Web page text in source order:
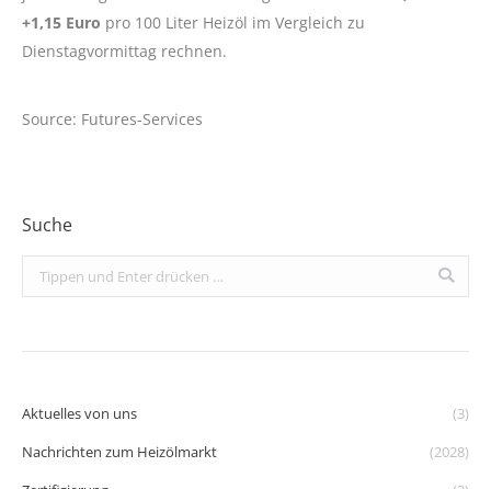
+1,15 Euro pro 100 Liter Heizöl im Vergleich zu
Dienstagvormittag rechnen.
Source: Futures-Services
Suche
Search:
Aktuelles von uns
(3)
Nachrichten zum Heizölmarkt
(2028)